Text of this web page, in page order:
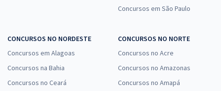
Concursos em São Paulo
CONCURSOS NO NORDESTE
Concursos em Alagoas
Concursos na Bahia
Concursos no Ceará
CONCURSOS NO NORTE
Concursos no Acre
Concursos no Amazonas
Concursos no Amapá